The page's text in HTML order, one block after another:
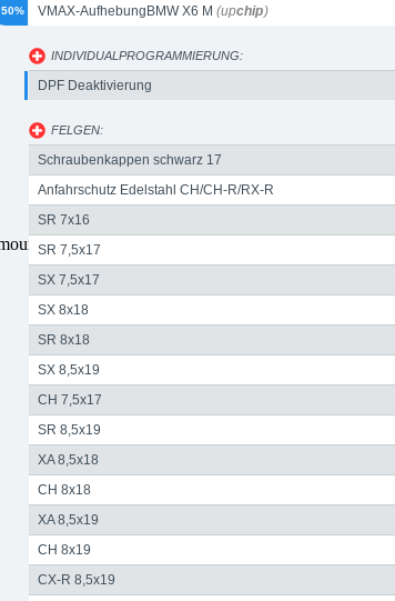
VMAX-AufhebungBMW X6 M (upchip)
50%
INDIVIDUALPROGRAMMIERUNG:
DPF Deaktivierung
FELGEN:
Schraubenkappen schwarz 17
Anfahrschutz Edelstahl CH/CH-R/RX-R
SR 7x16
SR 7,5x17
SX 7,5x17
SX 8x18
SR 8x18
SX 8,5x19
CH 7,5x17
SR 8,5x19
XA 8,5x18
CH 8x18
XA 8,5x19
CH 8x19
CX-R 8,5x19